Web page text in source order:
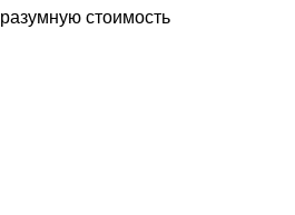
разумную стоимость